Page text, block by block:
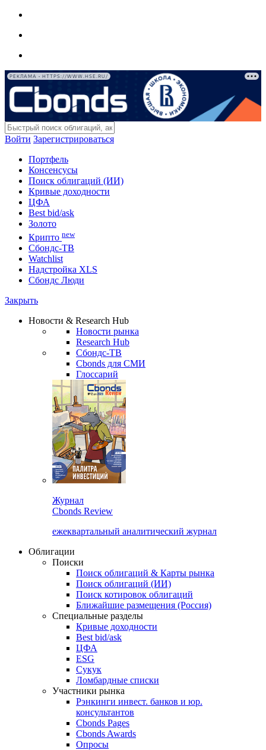
РЕКЛАМА • HTTPS://WWW.HSE.RU/
Войти Зарегистрироваться
Портфель
Консенсусы
Поиск облигаций (ИИ)
Кривые доходности
ЦФА
Best bid/ask
Золото
Крипто new
Сбондс-ТВ
Watchlist
Надстройка XLS
Сбондс Люди
Закрыть
Новости & Research Hub
Новости рынка
Research Hub
Сбондс-ТВ
Cbonds для СМИ
Глоссарий
Журнал
Cbonds Review
ежеквартальный аналитический журнал
Облигации
Поиски
Поиск облигаций & Карты рынка
Поиск облигаций (ИИ)
Поиск котировок облигаций
Ближайшие размещения (Россия)
Специальные разделы
Кривые доходности
Best bid/ask
ЦФА
ESG
Сукук
Ломбардные списки
Участники рынка
Рэнкинги инвест. банков и юр.
консультантов
Cbonds Pages
Cbonds Awards
Опросы